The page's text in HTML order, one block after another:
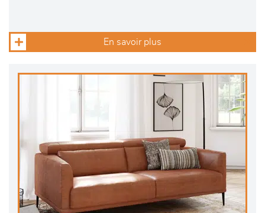
En savoir plus